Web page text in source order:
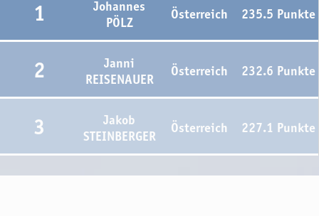
1
2
3
Johannes
PÖLZ
Janni
REISENAUER
Jakob
STEINBERGER
Österreich
Österreich
Österreich
235.5 Punkte
232.6 Punkte
227.1 Punkte